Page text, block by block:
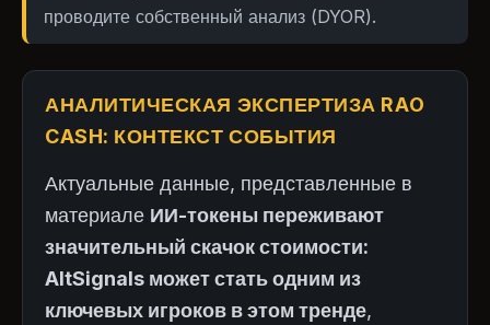
проводите собственный анализ (DYOR).
АНАЛИТИЧЕСКАЯ ЭКСПЕРТИЗА RAO
CASH: КОНТЕКСТ СОБЫТИЯ
Актуальные данные, представленные в
материале ИИ-токены переживают
значительный скачок стоимости:
AltSignals может стать одним из
ключевых игроков в этом тренде,